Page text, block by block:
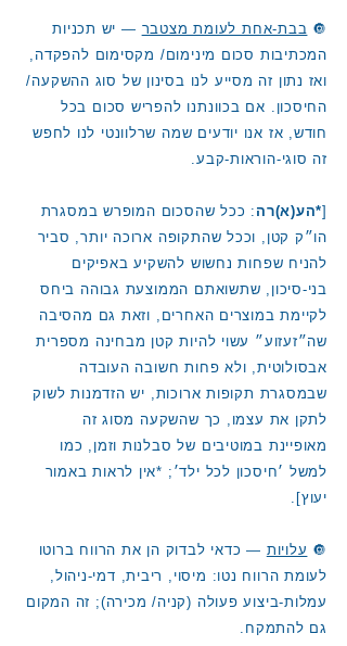
🔘 בבת-אחת לעומת מצטבר — יש תכניות
המכתיבות סכום מינימום/ מקסימום להפקדה,
ואז נתון זה מסייע לנו בסינון של סוג ההשקעה/
החיסכון. אם בכוונתנו להפריש סכום בכל
חודש, אז אנו יודעים שמה שרלוונטי לנו לחפש
זה סוגי-הוראות-קבע.
[*הע(א)רה : ככל שהסכום המופרש במסגרת
הו״ק קטן, וככל שהתקופה ארוכה יותר, סביר
להניח שפחות נחשוש להשקיע באפיקים
בני-סיכון, שתשואתם הממוצעת גבוהה ביחס
לקיימת במוצרים האחרים, וזאת גם מהסיבה
שה״זעזוע״ עשוי להיות קטן מבחינה מספרית
אבסולוטית, ולא פחות חשובה העובדה
שבמסגרת תקופות ארוכות, יש הזדמנות לשוק
לתקן את עצמו, כך שהשקעה מסוג זה
מאופיינת במוטיבים של סבלנות וזמן, כמו
למשל ׳חיסכון לכל ילד׳; *אין לראות באמור
יעוץ].
🔘 עלויות — כדאי לבדוק הן את הרווח ברוטו
לעומת הרווח נטו: מיסוי, ריבית, דמי-ניהול,
עמלות-ביצוע פעולה (קניה/ מכירה); זה המקום
גם להתמקח.